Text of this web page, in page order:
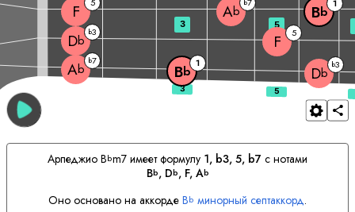
Ab
b7
Bb 1
Db
b3
Db
b3 F 5
F Ab Bb 1
3 5
АрпеджиоBbm7 имеет формулу 1, b3, 5, b7с нотами
Bb, Db, F, Ab
Оно основано на аккордеBb минорный септаккорд.